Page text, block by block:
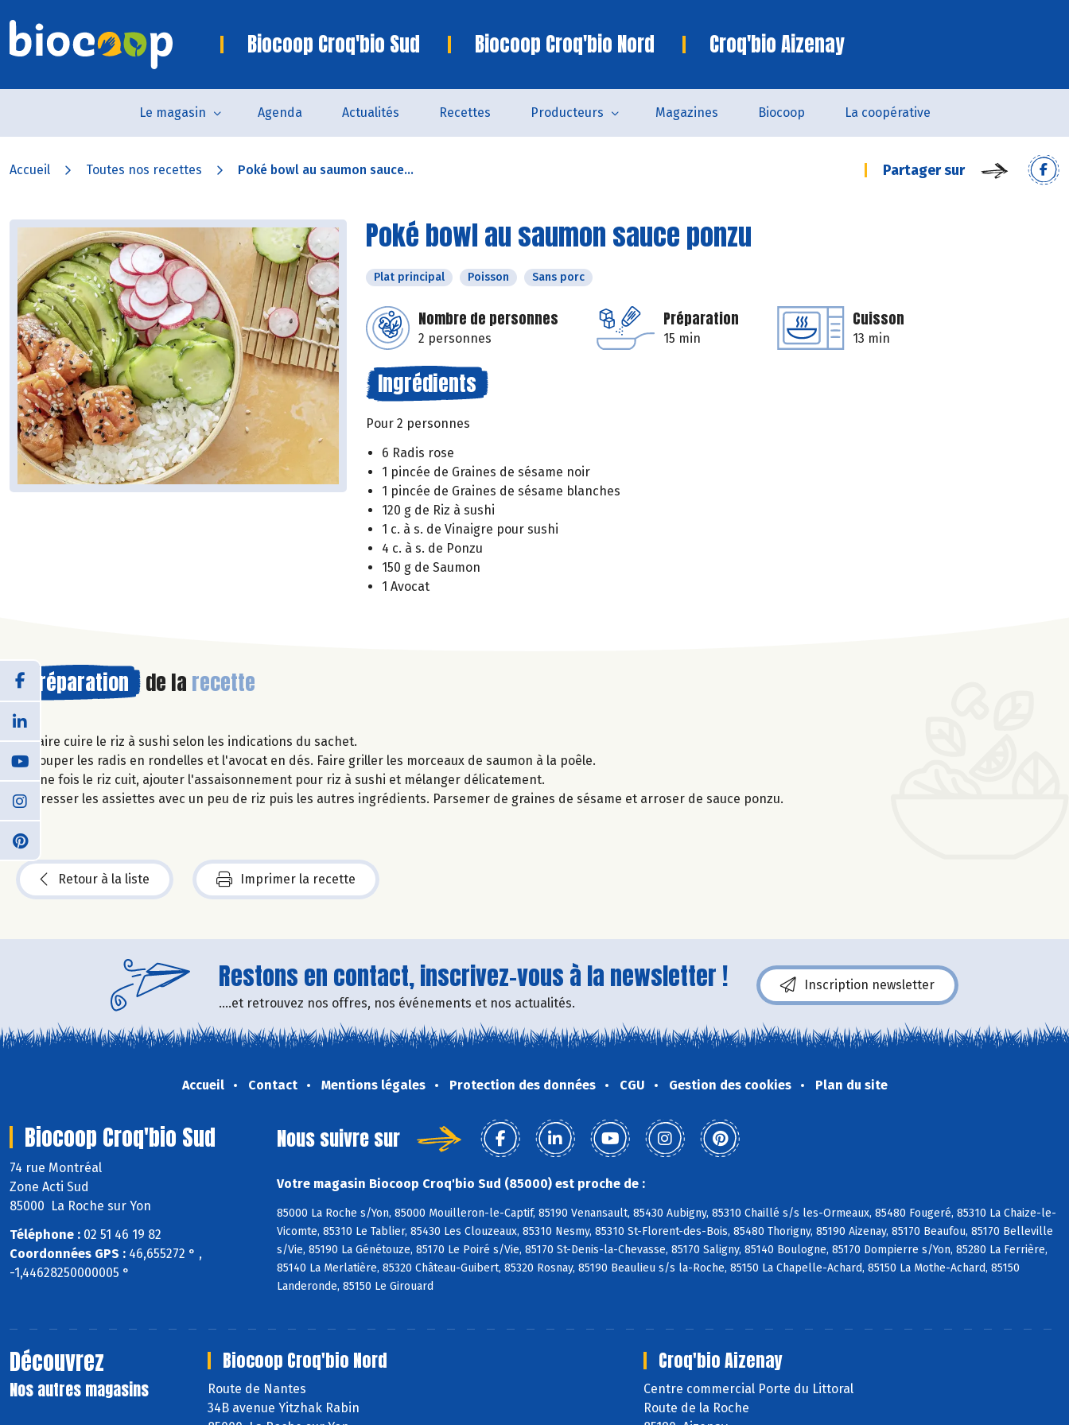
Biocoop Croq'bio Sud Biocoop Croq'bio Nord Croq'bio Aizenay
Le magasin Agenda Actualités Recettes Producteurs Magazines Biocoop La coopérative
Accueil Toutes nos recettes Poké bowl au saumon sauce... Partager sur
Poké bowl au saumon sauce ponzu
Plat principal Poisson Sans porc
Nombre de personnes
2 personnes
Préparation
15 min
Cuisson
13 min
Ingrédients
Pour 2 personnes
6 Radis rose
1 pincée de Graines de sésame noir
1 pincée de Graines de sésame blanches
120 g de Riz à sushi
1 c. à s. de Vinaigre pour sushi
4 c. à s. de Ponzu
150 g de Saumon
1 Avocat
Préparation de la recette
Faire cuire le riz à sushi selon les indications du sachet.
Couper les radis en rondelles et l'avocat en dés. Faire griller les morceaux de saumon à la poêle.
Une fois le riz cuit, ajouter l'assaisonnement pour riz à sushi et mélanger délicatement.
Dresser les assiettes avec un peu de riz puis les autres ingrédients. Parsemer de graines de sésame et arroser de sauce ponzu.
Retour à la liste Imprimer la recette
Restons en contact, inscrivez-vous à la newsletter !
....et retrouvez nos offres, nos événements et nos actualités.
Inscription newsletter
Accueil Contact Mentions légales Protection des données CGU Gestion des cookies Plan du site
Biocoop Croq'bio Sud
74 rue Montréal
Zone Acti Sud
85000 La Roche sur Yon
Téléphone : 02 51 46 19 82
Coordonnées GPS : 46,655272 ° ,
-1,44628250000005 °
Nous suivre sur
Votre magasin Biocoop Croq'bio Sud (85000) est proche de :
85000 La Roche s/Yon, 85000 Mouilleron-le-Captif, 85190 Venansault, 85430 Aubigny, 85310 Chaillé s/s les-Ormeaux, 85480 Fougeré, 85310 La Chaize-le-
Vicomte, 85310 Le Tablier, 85430 Les Clouzeaux, 85310 Nesmy, 85310 St-Florent-des-Bois, 85480 Thorigny, 85190 Aizenay, 85170 Beaufou, 85170 Belleville
s/Vie, 85190 La Génétouze, 85170 Le Poiré s/Vie, 85170 St-Denis-la-Chevasse, 85170 Saligny, 85140 Boulogne, 85170 Dompierre s/Yon, 85280 La Ferrière,
85140 La Merlatière, 85320 Château-Guibert, 85320 Rosnay, 85190 Beaulieu s/s la-Roche, 85150 La Chapelle-Achard, 85150 La Mothe-Achard, 85150
Landeronde, 85150 Le Girouard
Découvrez
Nos autres magasins
Biocoop Croq'bio Nord
Route de Nantes
34B avenue Yitzhak Rabin
Croq'bio Aizenay
Centre commercial Porte du Littoral
Route de la Roche